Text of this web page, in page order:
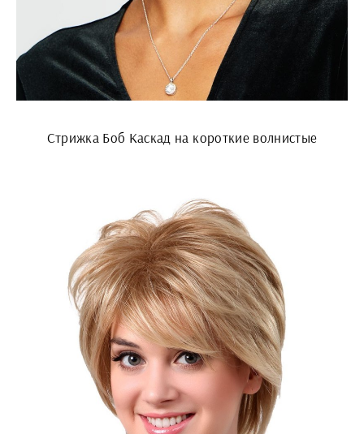
Стрижка Боб Каскад на короткие волнистые